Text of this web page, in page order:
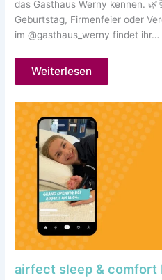
das Gasthaus Werny kennen.
Geburtstag, Firmenfeier oder
im @gasthaus_werny findet ihr…
Weiterlesen
airfect sleep & comfort